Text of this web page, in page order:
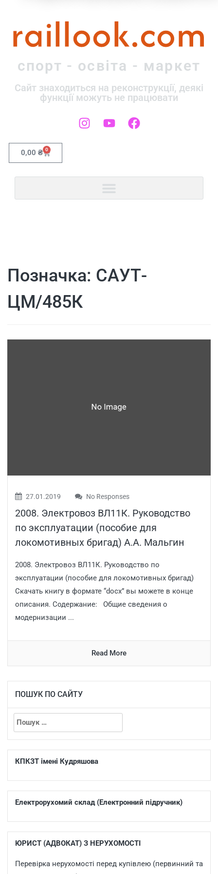
raillook.com
спорт - освіта - маркет
Сайт знаходиться на реконструкції, деякі
функції можуть не працювати
0,00 ₴ 0
Позначка: САУТ-
ЦМ/485К
27.01.2019 No Responses
2008. Электровоз ВЛ11К. Руководство
по эксплуатации (пособие для
локомотивных бригад) А.А. Мальгин
2008. Электровоз ВЛ11К. Руководство по
эксплуатации (пособие для локомотивных бригад)
Скачать книгу в формате “docx” вы можете в конце
описания. Содержание: Общие сведения о
модернизации ...
Read More
ПОШУК ПО САЙТУ
КПКЗТ імені Кудряшова
Електрорухомий склад (Електронний підручник)
ЮРИСТ (АДВОКАТ) З НЕРУХОМОСТІ
Перевірка нерухомості перед купівлею (первинний та